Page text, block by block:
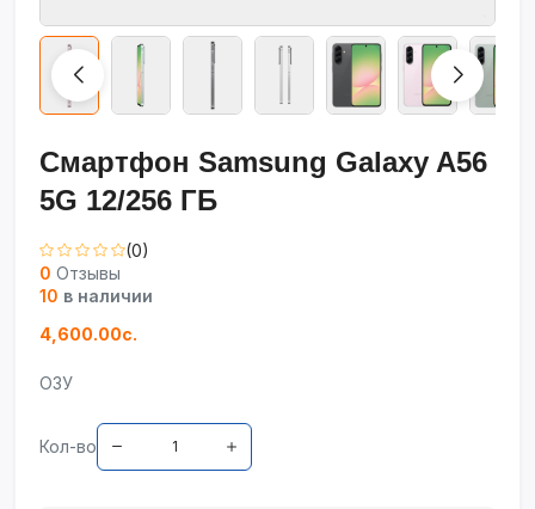
Смартфон Samsung Galaxy A56
5G 12/256 ГБ
(0)
0 Отзывы
10 в наличии
4,600.00с.
ОЗУ
Кол-во